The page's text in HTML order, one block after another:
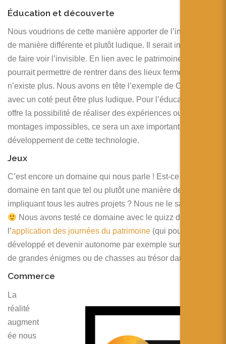
Éducation et découverte
Nous voudrions de cette manière apporter de l’information
de manière différente et plutôt ludique. Il serait intéressant
de faire voir l’invisible. En lien avec le patrimoine, cela
pourrait permettre de rentrer dans des lieux fermés ou qui
n’existe plus. Nous avons en tête l’exemple de Cluny mais
avec un coté peut être plus ludique. Pour l’éducation, la RA
offre la possibilité de réaliser des expériences ou des
montages impossibles, ce sera un axe important de
développement de cette technologie.
Jeux
C’est encore un domaine qui nous parle ! Est-ce un
domaine en tant que tel ou plutôt une manière de rendre
impliquant tous les autres projets ? Nous ne le savons pas
Nous avons testé ce domaine avec le quizz de
l’application des journées du patrimoine (qui pourrait être
développé et devenir autonome par exemple sur le modèle
de grandes énigmes ou de chasses au trésor dans Dijon ).
Commerce
La
réalité
augment
ée nous